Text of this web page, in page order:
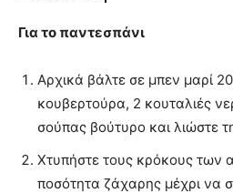
Για το παντεσπάνι
Αρχικά βάλτε σε μπεν μαρί
κουβερτούρα, 2 κουταλιές
σούπας βούτυρο και λιώστε
Χτυπήστε τους κρόκους των
ποσότητα ζάχαρης μέχρι να